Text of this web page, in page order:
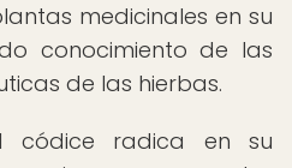
medicinales en su
conocimiento de las
de las hierbas.
códice radica en su